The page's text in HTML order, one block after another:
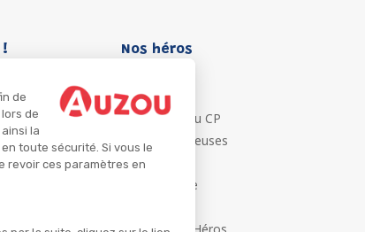
de
de
la
toute sécurité. Si vous le
revoir ces paramètres en
! Nos héros
P'tit Loup
Les Héros du CP
Les Influenceuses
Migali
Petite Taupe